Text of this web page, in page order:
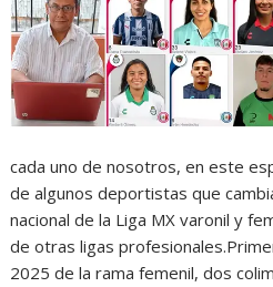
cada uno de nosotros, en este
de algunos deportistas que
nacional de la Liga MX varonil y
de otras ligas
2025 de la rama femenil, dos